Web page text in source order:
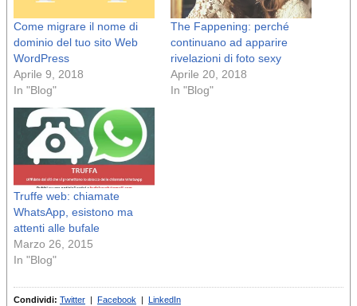
Come migrare il nome di
dominio del tuo sito Web
WordPress
Aprile 9, 2018
In "Blog"
The Fappening: perché
continuano ad apparire
rivelazioni di foto sexy
Aprile 20, 2018
In "Blog"
Truffe web: chiamate
WhatsApp, esistono ma
attenti alle bufale
Marzo 26, 2015
In "Blog"
Condividi: Twitter Facebook LinkedIn